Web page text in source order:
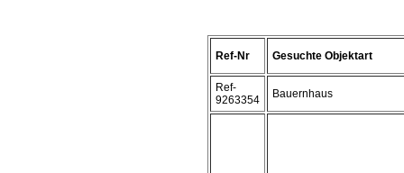
Ref-Nr Gesuchte Objektart
Ref-
9263354
Bauernhaus